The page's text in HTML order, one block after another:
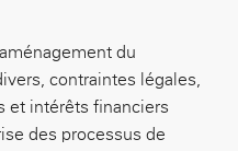
du
contraintes légales,
et intérêts financiers
des processus de